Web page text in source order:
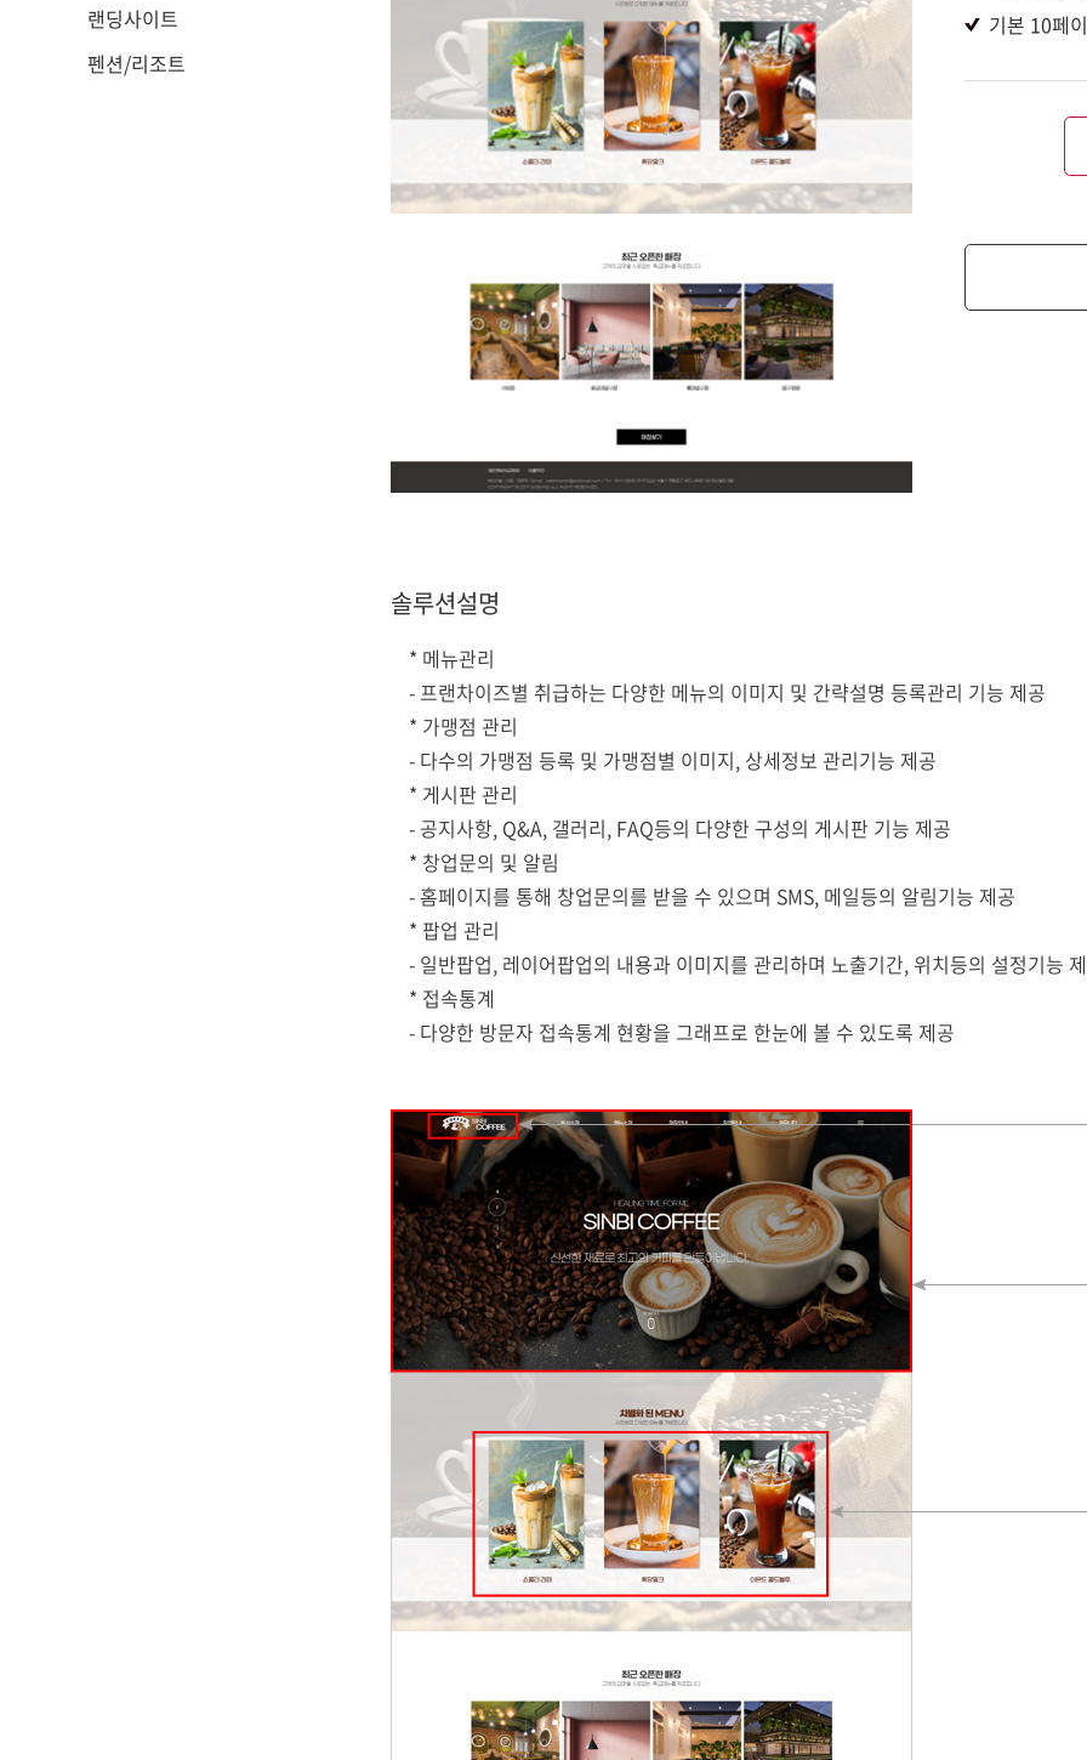
랜딩사이트
펜션/리조트
기본 10페
솔루션설명
* 메뉴관리
- 프랜차이즈별 취급하는 다양한 메뉴의 이미지 및 간략설명 등록관리 기능 제공
* 가맹점 관리
- 다수의 가맹점 등록 및 가맹점별 이미지, 상세정보 관리기능 제공
* 게시판 관리
- 공지사항, Q&A, 갤러리, FAQ등의 다양한 구성의 게시판 기능 제공
* 창업문의 및 알림
- 홈페이지를 통해 창업문의를 받을 수 있으며 SMS, 메일등의 알림기능 제공
* 팝업 관리
- 일반팝업, 레이어팝업의 내용과 이미지를 관리하며 노출기간, 위치등의 설정기능
* 접속통계
- 다양한 방문자 접속통계 현황을 그래프로 한눈에 볼 수 있도록 제공